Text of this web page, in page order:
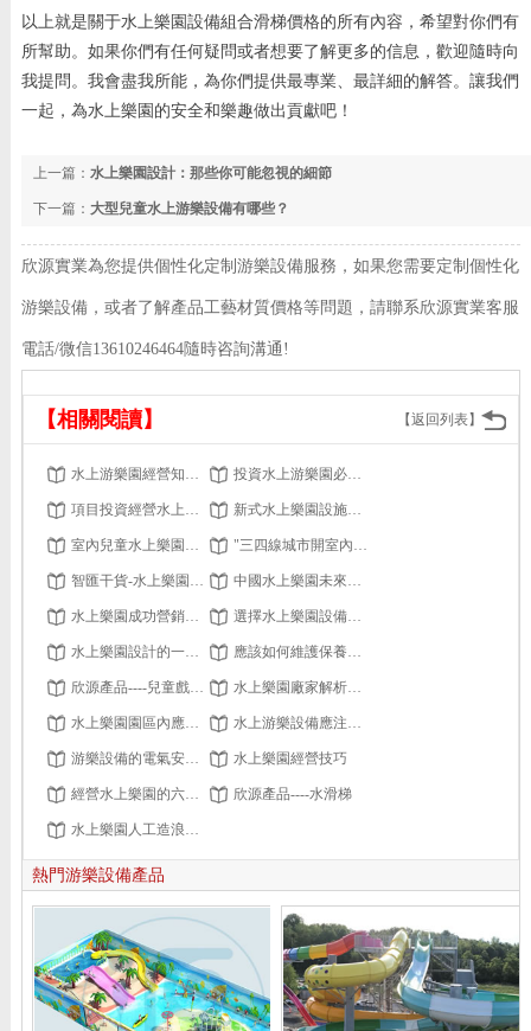
以上就是關于水上樂園設備組合滑梯價格的所有內容，希望對你們有
所幫助。如果你們有任何疑問或者想要了解更多的信息，歡迎隨時向
我提問。我會盡我所能，為你們提供最專業、最詳細的解答。讓我們
一起，為水上樂園的安全和樂趣做出貢獻吧！
上一篇： 水上樂園設計：那些你可能忽視的細節
下一篇： 大型兒童水上游樂設備有哪些？
欣源實業為您提供個性化定制游樂設備服務，如果您需要定制個性化
游樂設備，或者了解產品工藝材質價格等問題，請聯系欣源實業客服
電話/微信13610246464隨時咨詢溝通!
【返回列表】
【相關閱讀】
水上游樂園經營知識:怎樣擺脫季節因素 投資水上游樂園必須注意哪些方面？水上樂園設施
項目投資經營水上游樂園，這些疑問都解決了 嗎？ 新式水上樂園設施的引進，是游客重游的強有力保證。
室內兒童水上樂園投入成本分析 "三四線城市開室內恒溫水上樂園可行嗎？ 有什么優勢？"
智匯干貨-水上樂園開業后運營管理要點 中國水上樂園未來發展展望
水上樂園成功營銷的八大策略 選擇水上樂園設備的四大原則
水上樂園設計的一般步驟 應該如何維護保養樂園設備？
欣源產品----兒童戲水設備 水上樂園廠家解析造浪池受到喜愛的原因
水上樂園園區內應有的防范措施 水上游樂設備應注意的安全要求
游樂設備的電氣安全保護措施 水上樂園經營技巧
經營水上樂園的六大策略 欣源產品----水滑梯
水上樂園人工造浪池設計
熱門游樂設備產品